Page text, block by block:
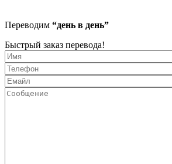
Переводим “день в день”
Быстрый заказ перевода!